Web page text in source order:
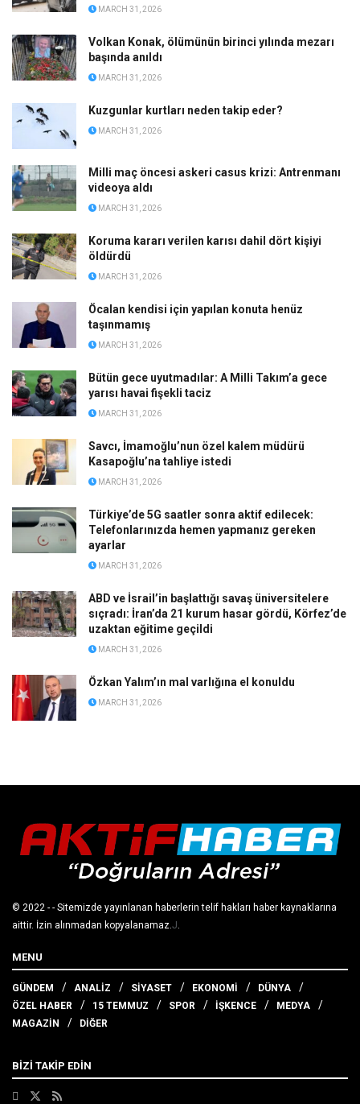
MARCH 31, 2026
Volkan Konak, ölümünün birinci yılında mezarı
başında anıldı
MARCH 31, 2026
Kuzgunlar kurtları neden takip eder?
MARCH 31, 2026
Milli maç öncesi askeri casus krizi: Antrenmanı
videoya aldı
MARCH 31, 2026
Koruma kararı verilen karısı dahil dört kişiyi
öldürdü
MARCH 31, 2026
Öcalan kendisi için yapılan konuta henüz
taşınmamış
MARCH 31, 2026
Bütün gece uyutmadılar: A Milli Takım’a gece
yarısı havai fişekli taciz
MARCH 31, 2026
Savcı, İmamoğlu’nun özel kalem müdürü
Kasapoğlu’na tahliye istedi
MARCH 31, 2026
Türkiye’de 5G saatler sonra aktif edilecek:
Telefonlarınızda hemen yapmanız gereken
ayarlar
MARCH 31, 2026
ABD ve İsrail’in başlattığı savaş üniversitelere
sıçradı: İran’da 21 kurum hasar gördü, Körfez’de
uzaktan eğitime geçildi
MARCH 31, 2026
Özkan Yalım’ın mal varlığına el konuldu
MARCH 31, 2026
© 2022 - - Sitemizde yayınlanan haberlerin telif hakları haber kaynaklarına
aittir. İzin alınmadan kopyalanamaz.J.
MENU
GÜNDEM ANALİZ SİYASET EKONOMİ
DÜNYA
ÖZEL HABER
15 TEMMUZ SPOR İŞKENCE
MEDYA
MAGAZİN
DİĞER
BİZİ TAKİP EDİN